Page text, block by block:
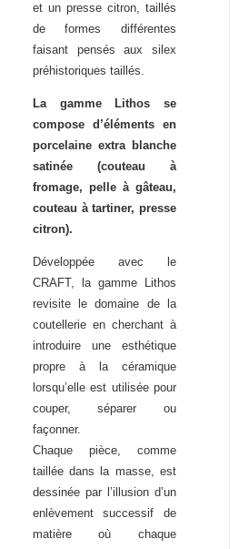
et un presse citron, taillés
de formes différentes
faisant pensés aux silex
préhistoriques taillés.
La gamme Lithos se
compose d’éléments en
porcelaine extra blanche
satinée (couteau à
fromage, pelle à gâteau,
couteau à tartiner, presse
citron).
Développée avec le
CRAFT, la gamme Lithos
revisite le domaine de la
coutellerie en cherchant à
introduire une esthétique
propre à la céramique
lorsqu’elle est utilisée pour
couper, séparer ou
façonner.
Chaque pièce, comme
taillée dans la masse, est
dessinée par l’illusion d’un
enlèvement successif de
matière où chaque